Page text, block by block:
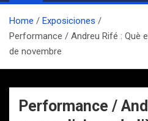
Home
Exposiciones
Performance / Andreu Rifé : Què
de novembre
Performance /